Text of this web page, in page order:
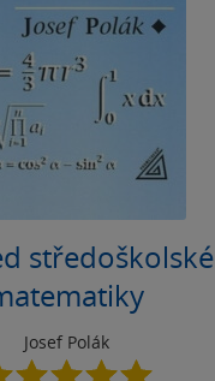
středoškolské
Josef Polák
5.0